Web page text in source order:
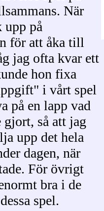
När
upp på
för att åka till
jag ofta kvar ett
hon fixa
i vårt spel
på en lapp vad
gjort, så att jag
upp det hela
dagen, när
För övrigt
bra i de
spel.